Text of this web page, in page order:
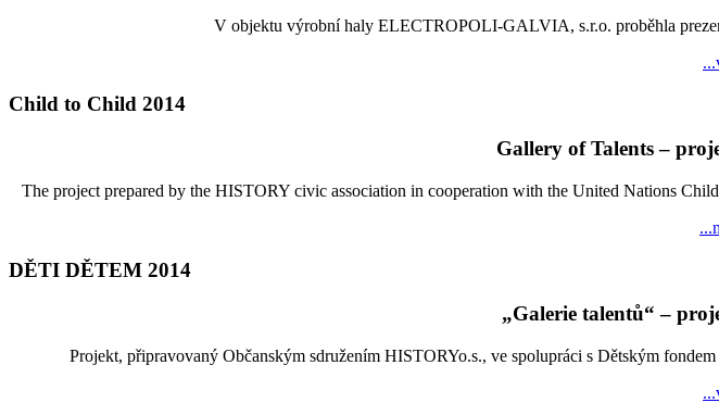
V objektu výrobní haly ELECTROPOLI-GALVIA, s.r.o. proběhla
Child to Child 2014
Gallery of Talents –
The project prepared by the HISTORY civic association in cooperation with the United Nations
DĚTI DĚTEM 2014
„Galerie talentů“ –
Projekt, připravovaný Občanským sdružením HISTORYo.s., ve spolupráci s Dětským